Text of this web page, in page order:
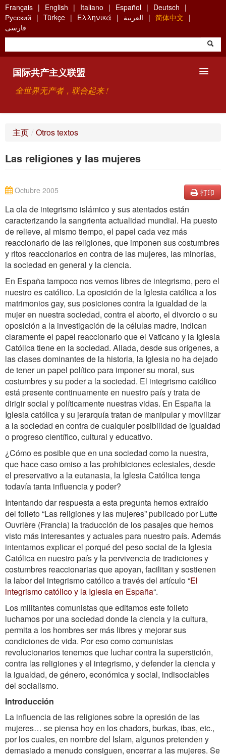
Skip
to
main
content
Français English Italiano Español
Deutsch
Русский
Türkçe Ελληνικά العربية
简体中文
فارسی
国际共产主义联盟
全世界无产者，联合起来 !
联系方式
主页 / Otros textos
Las religiones y las mujeres
打印
Octubre 2005
La ola de integrismo islámico y sus atentados están
caracterizando la sangrienta actualidad mundial. Ha puesto
de relieve, al mismo tiempo, el papel cada vez más
reaccionario de las religiones, que imponen sus costumbres
y ritos reaccionarios en contra de las mujeres, las minorías,
la sociedad en general y la ciencia.
En España tampoco nos vemos libres de integrismo, pero el
nuestro es católico. La oposición de la Iglesia católica a los
matrimonios gay, sus posiciones contra la igualdad de la
mujer en nuestra sociedad, contra el aborto, el divorcio o su
oposición a la investigación de la células madre, indican
claramente el papel reaccionario que el Vaticano y la Iglesia
Católica tiene en la sociedad. Aliada, desde sus orígenes, a
las clases dominantes de la historia, la Iglesia no ha dejado
de tener un papel político para imponer su moral, sus
costumbres y su poder a la sociedad. El integrismo católico
está presente continuamente en nuestro país y trata de
dirigir social y políticamente nuestras vidas. En España la
Iglesia católica y su jerarquía tratan de manipular y movilizar
a la sociedad en contra de cualquier posibilidad de igualdad
o progreso científico, cultural y educativo.
¿Cómo es posible que en una sociedad como la nuestra,
que hace caso omiso a las prohibiciones eclesiales, desde
el preservativo a la eutanasia, la Iglesia Católica tenga
todavía tanta influencia y poder?
Intentando dar respuesta a esta pregunta hemos extraído
del folleto “Las religiones y las mujeres” publicado por Lutte
Ouvrière (Francia) la traducción de los pasajes que hemos
visto más interesantes y actuales para nuestro país. Además
intentamos explicar el porqué del peso social de la Iglesia
Católica en nuestro país y la pervivencia de tradiciones y
costumbres reaccionarias que apoyan, facilitan y sostienen
la labor del integrismo católico a través del artículo “El
integrismo católico y la Iglesia en España“.
Los militantes comunistas que editamos este folleto
luchamos por una sociedad donde la ciencia y la cultura,
permita a los hombres ser más libres y mejorar sus
condiciones de vida. Por eso como comunistas
revolucionarios tenemos que luchar contra la superstición,
contra las religiones y el integrismo, y defender la ciencia y
la igualdad, de género, económica y social, indisociables
del socialismo.
Introducción
La influencia de las religiones sobre la opresión de las
mujeres… se piensa hoy en los chadors, burkas, ibas, etc.,
por los cuales, en nombre del Islam, algunos pretenden y
demasiado a menudo consiguen, encerrar a las mujeres. Se